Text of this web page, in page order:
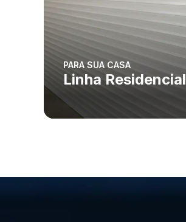
PARA SUA CASA
Linha Residencial